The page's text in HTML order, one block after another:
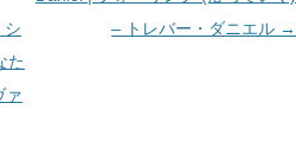
シ
た
ァ
– トレバー・ダニエル →